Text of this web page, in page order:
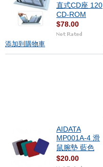
直式CD座 120
CD-ROM
$78.00
添加到購物車
AIDATA
MP001A-4 滑
鼠腕墊 藍色
$20.00